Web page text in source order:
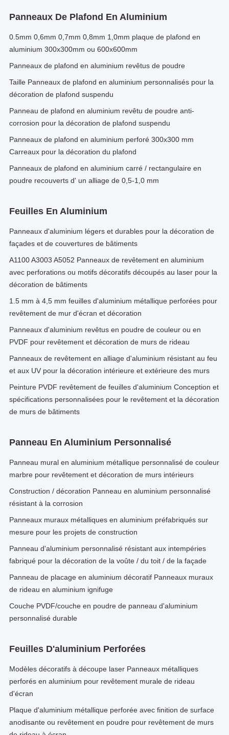
Panneaux De Plafond En Aluminium
0.5mm 0,6mm 0,7mm 0,8mm 1,0mm plaque de plafond en
aluminium 300x300mm ou 600x600mm
Panneaux de plafond en aluminium revêtus de poudre
Taille Panneaux de plafond en aluminium personnalisés pour la
décoration de plafond suspendu
Panneau de plafond en aluminium revêtu de poudre anti-
corrosion pour la décoration de plafond suspendu
Panneaux de plafond en aluminium perforé 300x300 mm
Carreaux pour la décoration du plafond
Panneaux de plafond en aluminium carré / rectangulaire en
poudre recouverts d' un alliage de 0,5-1,0 mm
Feuilles En Aluminium
Panneaux d'aluminium légers et durables pour la décoration de
façades et de couvertures de bâtiments
A1100 A3003 A5052 Panneaux de revêtement en aluminium
avec perforations ou motifs décoratifs découpés au laser pour la
décoration de bâtiments
1.5 mm à 4,5 mm feuilles d'aluminium métallique perforées pour
revêtement de mur d'écran et décoration
Panneaux d'aluminium revêtus en poudre de couleur ou en
PVDF pour revêtement et décoration de murs de rideau
Panneaux de revêtement en alliage d'aluminium résistant au feu
et aux UV pour la décoration intérieure et extérieure des murs
Peinture PVDF revêtement de feuilles d'aluminium Conception et
spécifications personnalisées pour le revêtement et la décoration
de murs de bâtiments
Panneau En Aluminium Personnalisé
Panneau mural en aluminium métallique personnalisé de couleur
marbre pour revêtement et décoration de murs intérieurs
Construction / décoration Panneau en aluminium personnalisé
résistant à la corrosion
Panneaux muraux métalliques en aluminium préfabriqués sur
mesure pour les projets de construction
Panneau d'aluminium personnalisé résistant aux intempéries
fabriqué pour la décoration de la voûte / du toit / de la façade
Panneau de placage en aluminium décoratif Panneaux muraux
de rideau en aluminium ignifuge
Couche PVDF/couche en poudre de panneau d'aluminium
personnalisé durable
Feuilles D'aluminium Perforées
Modèles décoratifs à découpe laser Panneaux métalliques
perforés en aluminium pour revêtement murale de rideau
d'écran
Plaque d'aluminium métallique perforée avec finition de surface
anodisante ou revêtement en poudre pour revêtement de murs